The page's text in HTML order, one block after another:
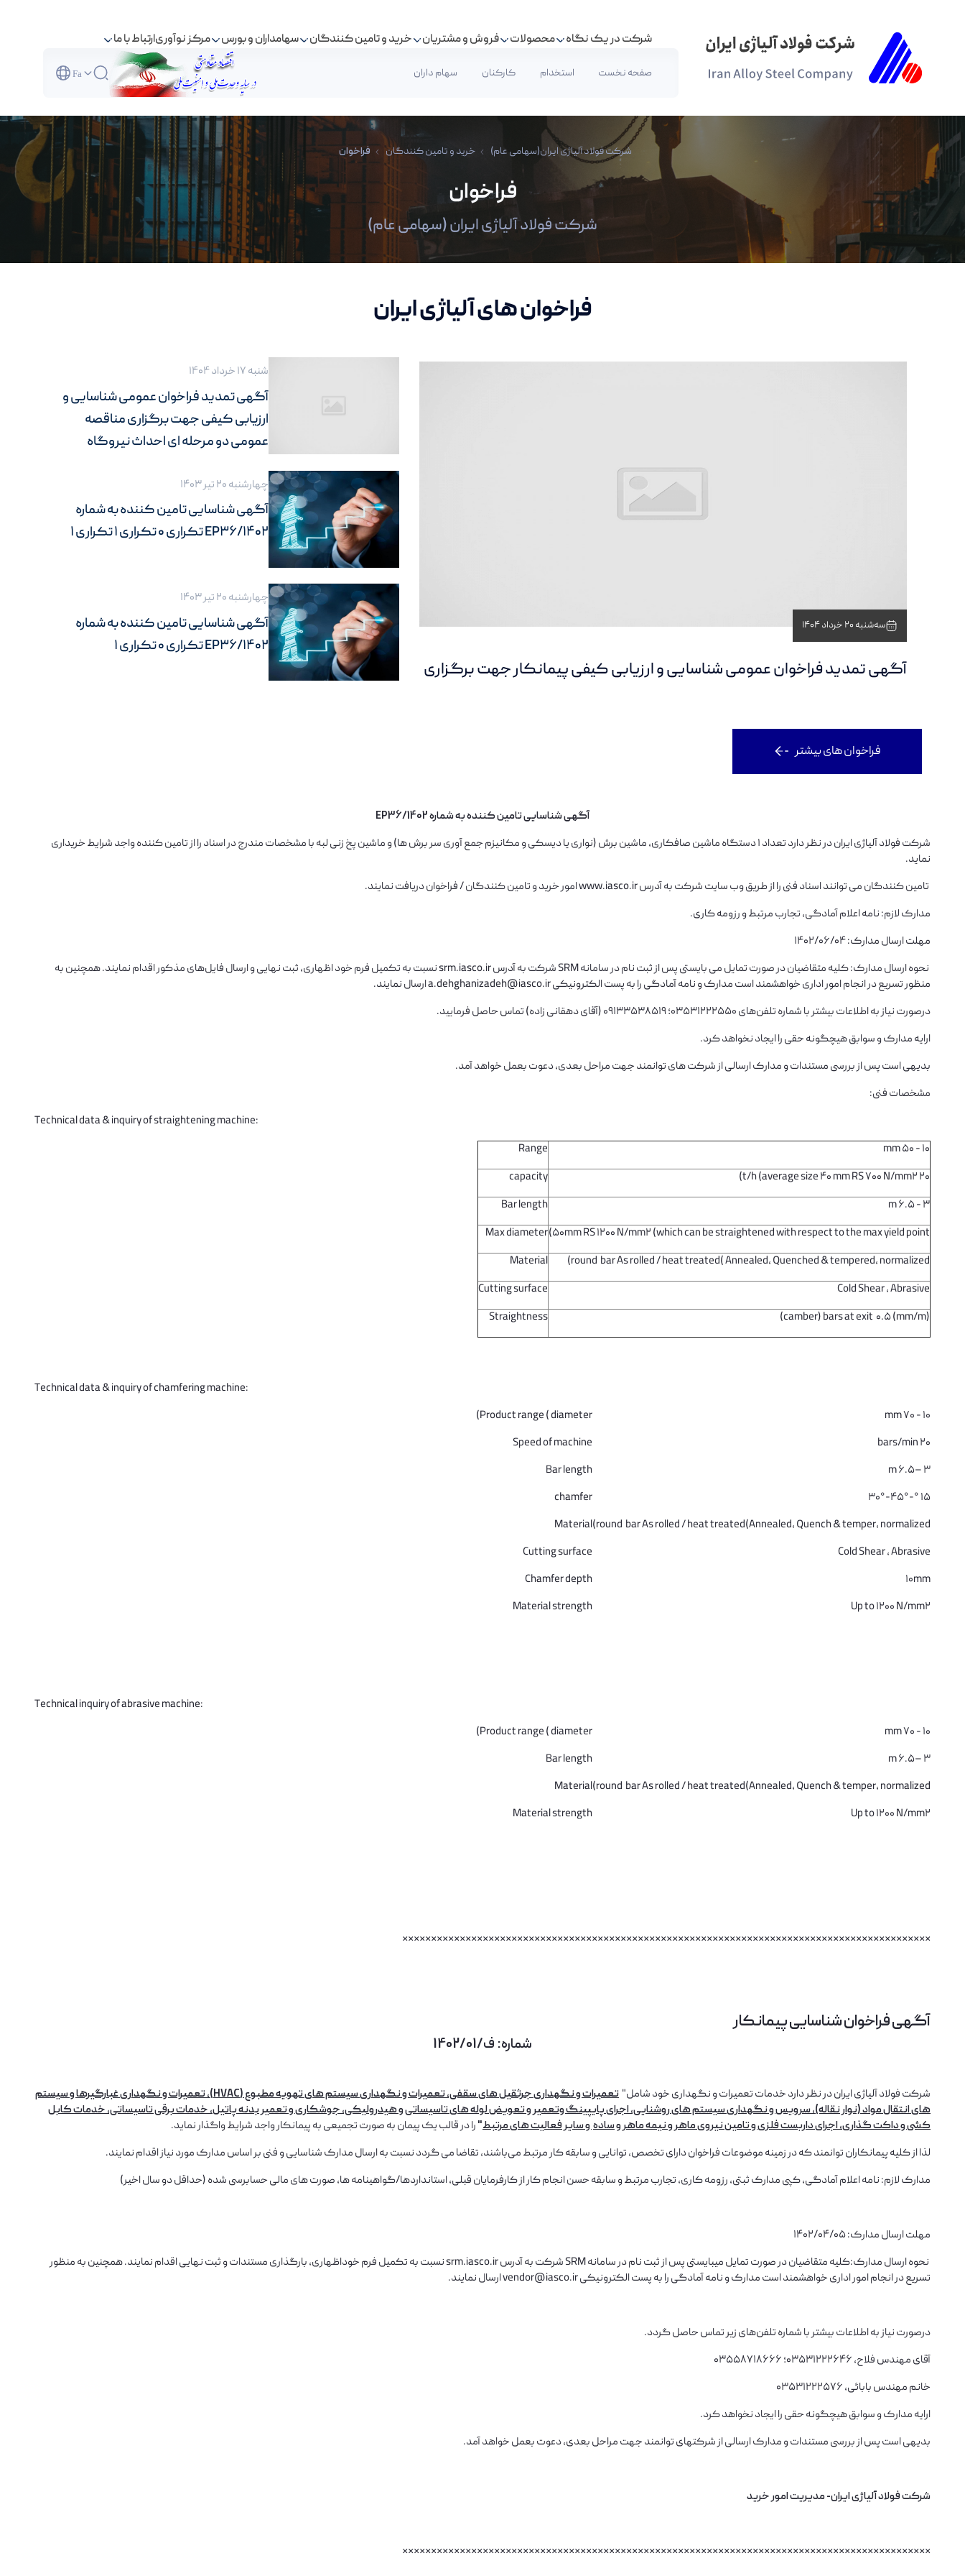
صفحه نخست استخدام کارکنان سهام داران Fa
شرکت در یک نگاه محصولات فروش و مشتریان خرید و تامین کنندگان سهامداران و بورس مرکز نوآوریارتباط با ما
فراخوان - شرکت فولاد آلیاژی ایران(سهامی عام)
شرکت فولاد آلیاژی ایران(سهامی عام) خرید و تامین کنندگان فراخوان
فراخوان
شرکت فولاد آلیاژی ایران (سهامی عام)
فراخوان های آلیاژی ایران
سه‌شنبه 20 خرداد 1404
آگهی تمدید فراخوان عمومی شناسایی و ارزیابی کیفی پیمانکار جهت برگزاری
شنبه 17 خرداد 1404
آگهی تمدید فراخوان عمومی شناسایی و
ارزیابی کیفی جهت برگزاری مناقصه
عمومی دو مرحله ای احداث نیروگاه
چهارشنبه 20 تیر 1403
آگهی شناسایی تامین کننده به شماره
1402/EP36 تکراری 0 تکراری 1 تکراری 1
چهارشنبه 20 تیر 1403
آگهی شناسایی تامین کننده به شماره
1402/EP36 تکراری 0 تکراری 1
فراخوان های بیشتر
آگهی شناسایی تامین کننده به شماره1402/EP36
شرکت فولاد آلیاژی ایران در نظر دارد تعداد 1 دستگاه ماشین صافکاری، ماشین برش (نواری یا دیسکی و مکانیزم جمع آوری سر برش ها) و ماشین پخ زنی لبه با مشخصات مندرج در اسناد را از تامین کننده واجد شرایط خریداری
نماید.
تامین کنندگان می توانند اسناد فنی را از طریق وب سایت شرکت به آدرسwww.iasco.irامور خرید و تامین کنندگان / فراخوان دریافت نمایند.
مدارک لازم: نامه اعلام آمادگی، تجارب مرتبط و ‌رزومه کاری.
مهلت ارسال مدارک: 1402/06/04
نحوه ارسال مدارک: کلیه متقاضیان در صورت تمایل می بایستی پس از ثبت نام در سامانه SRM شرکت به آدرس srm.iasco.ir نسبت به تکمیل فرم خود اظهاری، ثبت نهایی و ارسال فایل‌های مذکور اقدام نمایند. همچنین به
منظور تسریع در انجام امور اداری خواهشمند است مدارک و نامه آمادگی را به پست الکترونیکیa.dehghanizadeh@iasco.irارسال نمایند.
درصورت نیاز به اطلاعات بیشتر با شماره تلفن‌های 03531222550؛ 09133538519 (آقای دهقانی زاده) تماس حاصل فرمایید.
ارایه مدارک و سوابق هیچگونه حقی را ایجاد نخواهد کرد.
بدیهی است پس از بررسی مستندات و مدارک ارسالی از شرکت های توانمند جهت مراحل بعدی، دعوت بعمل خواهد آمد.
مشخصات فنی:
Technical data & inquiry of straightening machine:
10 - 50 mm
Range
20 t/h (average size 40 mm RS 700 N/mm2)
capacity
3 - 6.5 m
Bar length
50mm RS 1200 N/mm2 (which can be straightened with respect to the max yield point)
Max diameter
round bar As rolled / heat treated( Annealed, Quenched & tempered, normalized)
Material
Cold Shear , Abrasive
Cutting surface
(camber) bars at exit 0.5 (mm/m)
Straightness
Technical data & inquiry of chamfering machine:
10 - 70 mm
Product range ( diameter)
20 bars/min
Speed of machine
3 –6.5 m
Bar length
15 °-30°-45°
chamfer
round bar As rolled / heat treated(Annealed, Quench & temper, normalized)
Material
Cold Shear , Abrasive
Cutting surface
10mm
Chamfer depth
Up to 1200 N/mm2
Material strength
Technical inquiry of abrasive machine:
10 - 70 mm
Product range ( diameter)
3 –6.5 m
Bar length
round bar As rolled / heat treated(Annealed, Quench & temper, normalized)
Material
Up to 1200 N/mm2
Material strength
********************************************************************************************
آگهی فراخوان شناسایی پیمانکار
شماره: ف/1402/01
شرکت فولاد آلیاژی ایران در نظر دارد خدمات تعمیرات و نگهداری خود شامل"
تعمیرات و نگهداری جرثقیل های سقفی، تعمیرات و نگهداری سیستم های تهویه مطبوع (HVAC)، تعمیرات و نگهداری غبارگیرها و سیستم
های انتقال مواد (نوار نقاله)، سرویس و نگهداری سیستم های روشنایی، اجرای پایپینگ وتعمیر و تعویض لوله های تاسیساتی و هیدرولیکی، جوشکاری و تعمیر بدنه پاتیل، خدمات برقی تاسیساتی، خدمات کابل
کشی و داکت گذاری، اجرای داربست فلزی و تامین نیروی ماهر و نیمه ماهروسادهو سایر فعالیت های مرتبط"را در قالب یک پیمان به صورت تجمیعی به پیمانکار واجد شرایط واگذار نماید.
لذا از کلیه پیمانکاران توانمند که در زمینه موضوعات فراخوان دارای تخصص، توانایی و سابقه کار مرتبط می‎باشند، تقاضا می گردد نسبت به ارسال مدارک شناسایی و فنی بر اساس مدارک مورد نیاز اقدام نمایند.
مدارک لازم: نامه اعلام آمادگی، کپی مدارک ثبتی، رزومه کاری، تجارب مرتبط و سابقه حسن انجام کار از کارفرمایان قبلی، استانداردها/گواهینامه ها، صورت های مالی حسابرسی شده (حداقل دو سال اخیر)
مهلت ارسال مدارک: 1402/04/05
نحوه ارسال مدارک:کلیه متقاضیان در صورت تمایل میبایستی پس از ثبت نام در سامانه SRM شرکت به آدرس srm.iasco.ir نسبت به تکمیل فرم خوداظهاری، بارگذاری مستندات و ثبت نهایی اقدام نمایند. همچنین به منظور
تسریع در انجام امور اداری خواهشمند است مدارک و نامه آمادگی را به پست الکترونیکیvendor@iasco.irارسال نمایند.
درصورت نیاز به اطلاعات بیشتر با شماره تلفن‌های زیر تماس حاصل گردد.
آقای مهندس فلاح، 03531222646؛ 03558718666
خانم مهندس بابائی، 03531222576
ارایه مدارک و سوابق هیچگونه حقی را ایجاد نخواهد کرد.
بدیهی است پس از بررسی مستندات و مدارک ارسالی از شرکتهای توانمند جهت مراحل بعدی، دعوت بعمل خواهد آمد.
شرکت فولاد آلیاژی ایران- مدیریت امور خرید
********************************************************************************************